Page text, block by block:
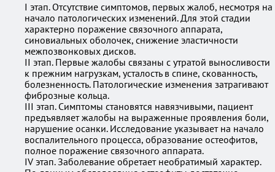
I этап. Отсутствие симптомов, первых жалоб, несмотря на
начало патологических изменений. Для этой стадии
характерно поражение связочного аппарата,
синовиальных оболочек, снижение эластичности
межпозвонковых дисков.
II этап. Первые жалобы связаны с утратой выносливости
к прежним нагрузкам, усталость в спине, скованность,
болезненность. Патологические изменения затрагивают
фиброзные кольца.
III этап. Симптомы становятся навязчивыми, пациент
предъявляет жалобы на выраженные проявления боли,
нарушение осанки. Исследование указывает на начало
воспалительного процесса, образование остеофитов,
полное поражение связочного аппарата.
IV этап. Заболевание обретает необратимый характер.